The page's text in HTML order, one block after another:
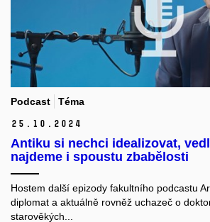
Podcast Téma
25. 10. 2024
Antiku si nechci idealizovat,
najdeme i spoustu zbabělosti
Hostem další epizody fakultního podcastu
diplomat a aktuálně rovněž uchazeč o
starověkých...